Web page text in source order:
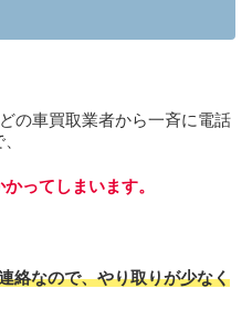
の車買取業者から一斉に電話
ってしまいます。
絡なので、やり取りが少なく